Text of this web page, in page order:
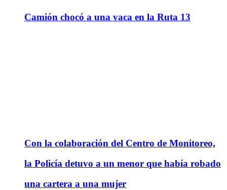
Camión chocó a una vaca en la Ruta 13
Con la colaboración del Centro de Monitoreo,
la Policía detuvo a un menor que había robado
una cartera a una mujer